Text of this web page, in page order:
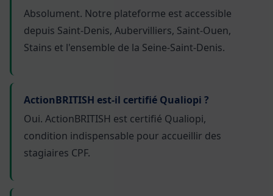
Absolument. Notre plateforme est accessible
depuis Saint-Denis, Aubervilliers, Saint-Ouen,
Stains et l'ensemble de la Seine-Saint-Denis.
ActionBRITISH est-il certifié Qualiopi ?
Oui. ActionBRITISH est certifié Qualiopi,
condition indispensable pour accueillir des
stagiaires CPF.